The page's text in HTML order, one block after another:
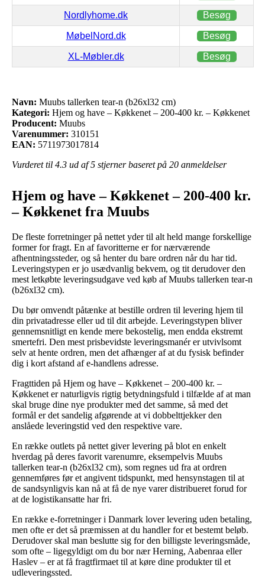
Nordlyhome.dk Besøg
MøbelNord.dk Besøg
XL-Møbler.dk Besøg
Navn: Muubs tallerken tear-n (b26xl32 cm)
Kategori: Hjem og have – Køkkenet – 200-400 kr. – Køkkenet
Producent: Muubs
Varenummer: 310151
EAN: 5711973017814
Vurderet til 4.3 ud af 5 stjerner baseret på 20 anmeldelser
Hjem og have – Køkkenet – 200-400 kr.
– Køkkenet fra Muubs
De fleste forretninger på nettet yder til alt held mange forskellige
former for fragt. En af favoritterne er for nærværende
afhentningssteder, og så henter du bare ordren når du har tid.
Leveringstypen er jo usædvanlig bekvem, og tit derudover den
mest letkøbte leveringsudgave ved køb af Muubs tallerken tear-n
(b26xl32 cm).
Du bør omvendt påtænke at bestille ordren til levering hjem til
din privatadresse eller ud til dit arbejde. Leveringstypen bliver
gennemsnitligt en kende mere bekostelig, men endda ekstremt
smertefri. Den mest prisbevidste leveringsmanér er utvivlsomt
selv at hente ordren, men det afhænger af at du fysisk befinder
dig i kort afstand af e-handlens adresse.
Fragttiden på Hjem og have – Køkkenet – 200-400 kr. –
Køkkenet er naturligvis rigtig betydningsfuld i tilfælde af at man
skal bruge dine nye produkter med det samme, så med det
formål er det sandelig afgørende at vi dobbelttjekker den
anslåede leveringstid ved den respektive vare.
En række outlets på nettet giver levering på blot en enkelt
hverdag på deres favorit varenumre, eksempelvis Muubs
tallerken tear-n (b26xl32 cm), som regnes ud fra at ordren
gennemføres før et angivent tidspunkt, med hensynstagen til at
de sandsynligvis kan nå at få de nye varer distribueret forud for
at de logistikansatte har fri.
En række e-forretninger i Danmark lover levering uden betaling,
men ofte er det så præmissen at du handler for et bestemt beløb.
Derudover skal man beslutte sig for den billigste leveringsmåde,
som ofte – ligegyldigt om du bor nær Herning, Aabenraa eller
Haslev – er at få fragtfirmaet til at køre dine produkter til et
udleveringssted.